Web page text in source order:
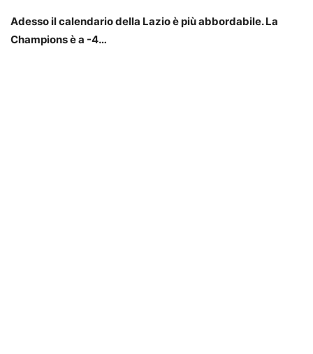
Adesso il calendario della Lazio è più abbordabile. La
Champions è a -4…